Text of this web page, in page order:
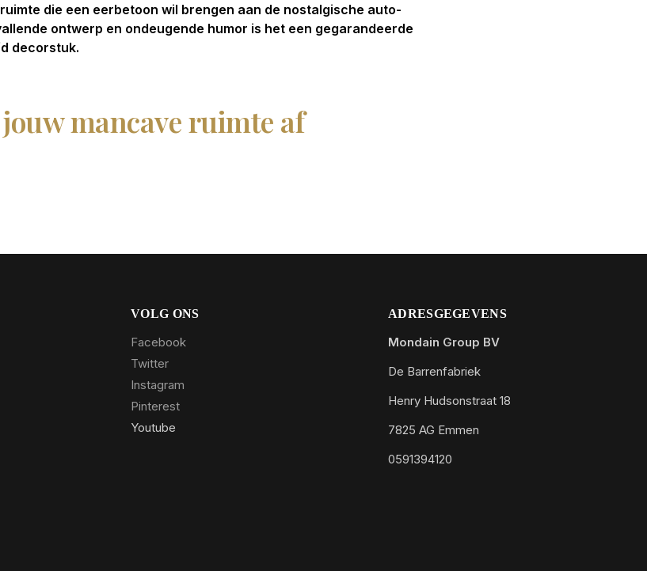
die een eerbetoon wil brengen aan de nostalgische auto-
ontwerp en ondeugende humor is het een gegarandeerde
decorstuk.
mancave ruimte af
VOLG ONS
Facebook
Twitter
Instagram
Pinterest
Youtube
ADRESGEGEVENS
Mondain Group BV
De Barrenfabriek
Henry Hudsonstraat 18
7825 AG Emmen
0591394120